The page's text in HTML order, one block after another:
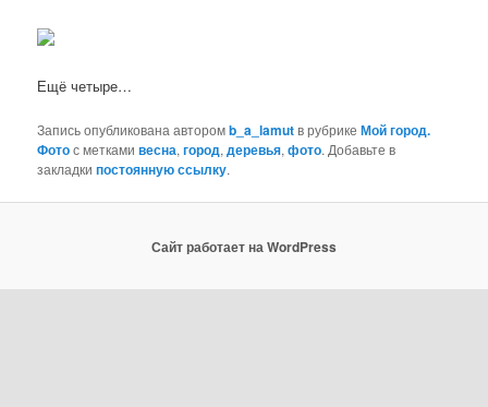
Ещё четыре…
Запись опубликована авторомb_a_lamutв рубрикеМой город.
Фотос меткамивесна,город,деревья,фото. Добавьте в
закладкипостоянную ссылку.
Сайт работает на WordPress